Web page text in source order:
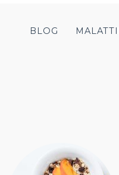
BLOG